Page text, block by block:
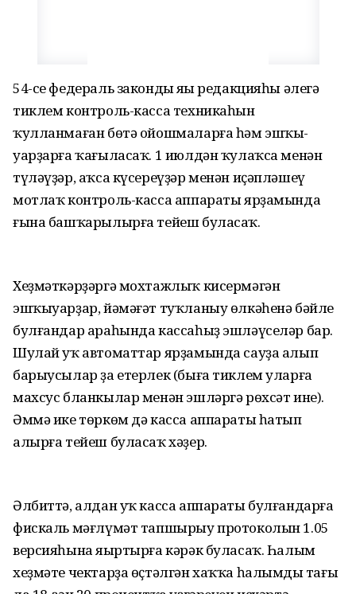
54-се федераль закондың яңы редакцияһы әлегә
тиклем контроль-касса техникаһын
ҡулланмаған бөтә ойошмаларға һәм эшҡы-
уарҙарға ҡағыласаҡ. 1 июлдән ҡулаҡса менән
түләүҙәр, аҡса күсереүҙәр менән иҫәпләшеү
мотлаҡ контроль-касса аппараты ярҙамында
ғына башҡарылырға тейеш буласаҡ.
Хеҙмәткәрҙәргә мохтажлыҡ кисермәгән
эшҡыуарҙар, йәмәғәт туҡланыу өлкәһенә бәйле
булғандар араһында кассаһыҙ эшләүселәр бар.
Шулай уҡ автоматтар ярҙамында сауҙа алып
барыусылар ҙа етерлек (быға тиклем уларға
махсус бланкылар менән эшләргә рөхсәт ине).
Әммә ике төркөм дә касса аппараты һатып
алырға тейеш буласаҡ хәҙер.
Әлбиттә, алдан уҡ касса аппараты булғандарға
фискаль мәғлүмәт тапшырыу протоколын 1.05
версияһына яңыртырға кәрәк буласаҡ. Һалым
хеҙмәте чектарҙа өҫтәлгән хаҡҡа һалымдың тағы